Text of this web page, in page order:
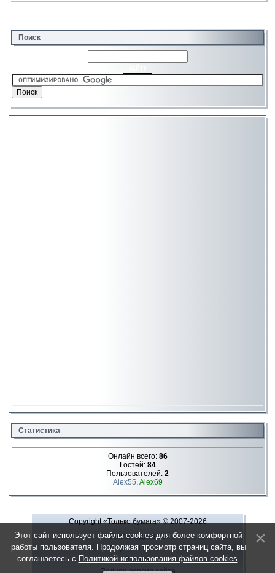
Поиск
Статистика
Онлайн всего: 86
Гостей: 84
Пользователей: 2
Alex55,Alex69
Copyright «Только бумага»© 2007-2026
Рекламодателю
Обратная связь
О сайте
Этот сайт использует файлы cookies для более комфортной
работы пользователя. Продолжая просмотр страниц сайта, вы
соглашаетесь с Политикой использования файлов cookies.